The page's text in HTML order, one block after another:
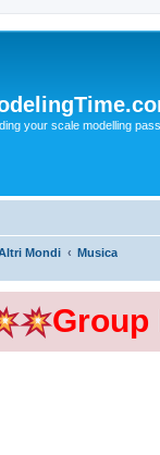
your scale modelling
Mondi Musica
Group